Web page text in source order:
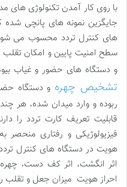
با روی کار آمدن تکنولوژی های
جایگزین نمونه های پانچی
های کنترل تردد محسوب می
سطح امنیت پایین و امکان تقلب
و دستگاه های حضور و غیاب
تشخیص چهره و دستگاه
ربوده و وارد میدان شده، هر
قابلیت تعریف کارت تردد را
فیزیولوژیکی و رفتاری منحصر
هویت در دستگاه های کنترل
اثر انگشت، اثر کف دست،
احراز هویت میزان جعل و تقلب